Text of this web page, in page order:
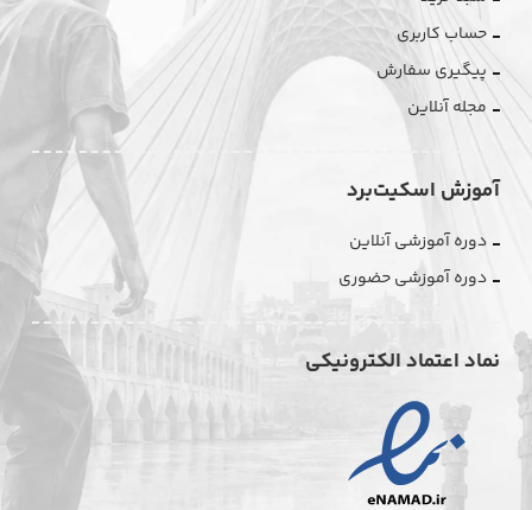
حساب کاربری
پیگیری سفارش
مجله آنلاین
آموزش اسکیت‌برد
دوره آموزشی آنلاین
دوره آموزشی حضوری
نماد اعتماد الکترونیکی